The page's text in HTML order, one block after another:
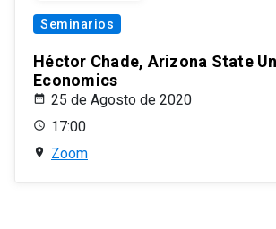
Seminarios
Héctor Chade, Arizona State
Economics
25 de Agosto de 2020
17:00
Zoom